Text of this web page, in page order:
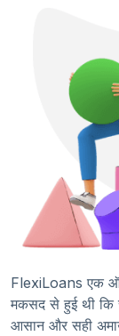
FlexiLoans एक
मकसद से हुई थी कि
आसान और सही